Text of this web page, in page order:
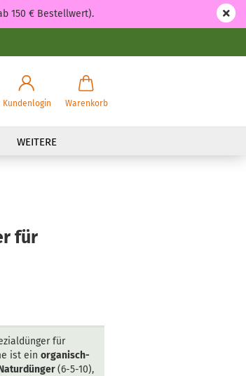
Kundenlogin Warenkorb
150 € Bestellwert).
WEITERE
für
für
ist ein organisch-
(6-5-10),